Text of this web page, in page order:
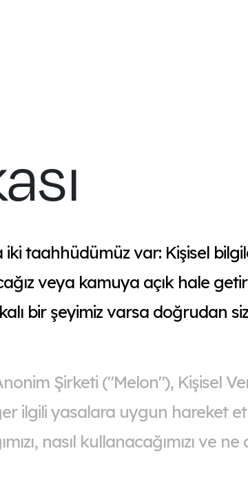
iki taahhüdümüz var: Kişisel
veya kamuya açık hale
bir şeyimiz varsa doğrudan
Şirketi ("Melon"), Kişisel
ilgili yasalara uygun hareket
nasıl kullanacağımızı ve